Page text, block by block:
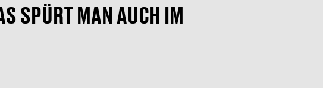
SPÜRT MAN AUCH IM